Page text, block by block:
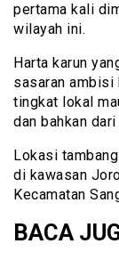
pertama kali
wilayah ini.
Harta karun
sasaran ambisi
tingkat lokal
dan bahkan
Lokasi
di kawasan
Kecamatan
BACA